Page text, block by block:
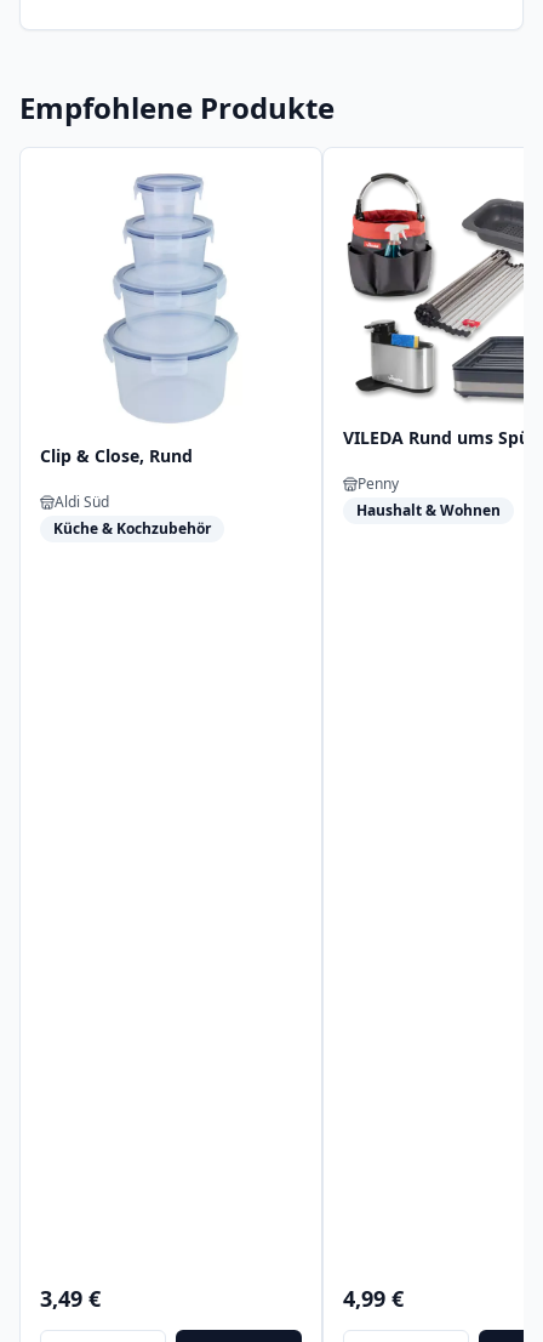
Empfohlene Produkte
Clip & Close, Rund
Aldi Süd
Küche & Kochzubehör
3,49 €
VILEDA Rund ums
Penny
Haushalt & Wohnen
4,99 €